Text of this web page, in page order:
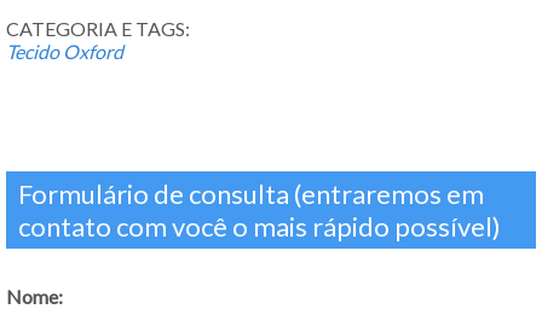
CATEGORIA E TAGS:
Tecido Oxford
Formulário de consulta (entraremos em
contato com você o mais rápido possível)
Nome: